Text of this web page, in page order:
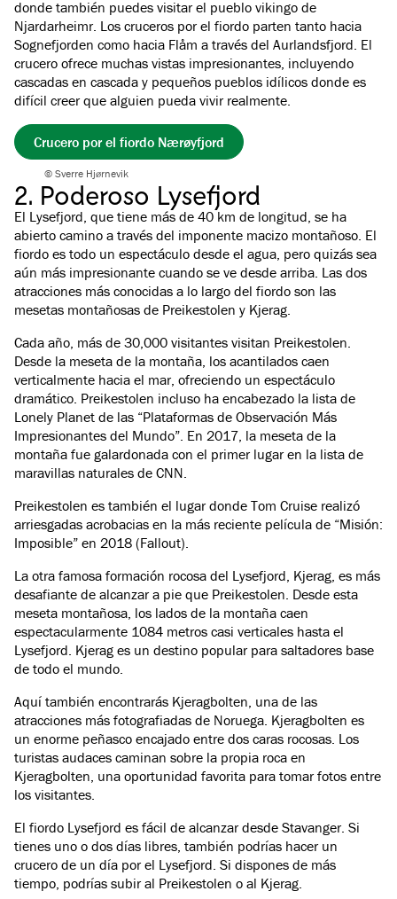
donde también puedes visitar el pueblo vikingo de
Njardarheimr. Los cruceros por el fiordo parten tanto hacia
Sognefjorden como hacia Flåm a través del Aurlandsfjord. El
crucero ofrece muchas vistas impresionantes, incluyendo
cascadas en cascada y pequeños pueblos idílicos donde es
difícil creer que alguien pueda vivir realmente.
Crucero por el fiordo Nærøyfjord
© Sverre Hjørnevik
2. Poderoso Lysefjord
El Lysefjord, que tiene más de 40 km de longitud, se ha
abierto camino a través del imponente macizo montañoso. El
fiordo es todo un espectáculo desde el agua, pero quizás sea
aún más impresionante cuando se ve desde arriba. Las dos
atracciones más conocidas a lo largo del fiordo son las
mesetas montañosas de Preikestolen y Kjerag.
Cada año, más de 30,000 visitantes visitan Preikestolen.
Desde la meseta de la montaña, los acantilados caen
verticalmente hacia el mar, ofreciendo un espectáculo
dramático. Preikestolen incluso ha encabezado la lista de
Lonely Planet de las “Plataformas de Observación Más
Impresionantes del Mundo”. En 2017, la meseta de la
montaña fue galardonada con el primer lugar en la lista de
maravillas naturales de CNN.
Preikestolen es también el lugar donde Tom Cruise realizó
arriesgadas acrobacias en la más reciente película de “Misión:
Imposible” en 2018 (Fallout).
La otra famosa formación rocosa del Lysefjord, Kjerag, es más
desafiante de alcanzar a pie que Preikestolen. Desde esta
meseta montañosa, los lados de la montaña caen
espectacularmente 1084 metros casi verticales hasta el
Lysefjord. Kjerag es un destino popular para saltadores base
de todo el mundo.
Aquí también encontrarás Kjeragbolten, una de las
atracciones más fotografiadas de Noruega. Kjeragbolten es
un enorme peñasco encajado entre dos caras rocosas. Los
turistas audaces caminan sobre la propia roca en
Kjeragbolten, una oportunidad favorita para tomar fotos entre
los visitantes.
El fiordo Lysefjord es fácil de alcanzar desde Stavanger. Si
tienes uno o dos días libres, también podrías hacer un
crucero de un día por el Lysefjord. Si dispones de más
tiempo, podrías subir al Preikestolen o al Kjerag.